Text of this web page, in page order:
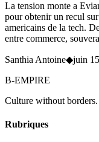
La tension monte a
pour obtenir un recul
americains de la tech.
entre commerce,
Santhia Antoine◆juin
B-EMPIRE
Culture without
Rubriques